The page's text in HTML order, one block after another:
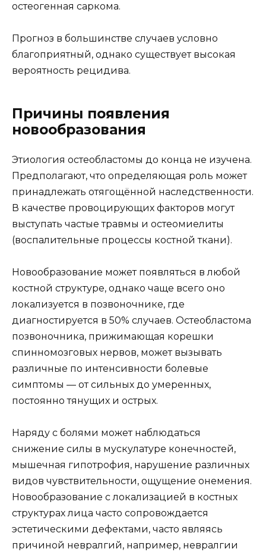
остеогенная саркома.
Прогноз в большинстве случаев условно
благоприятный, однако существует высокая
вероятность рецидива.
Причины появления
новообразования
Этиология остеобластомы до конца не изучена.
Предполагают, что определяющая роль может
принадлежать отягощённой наследственности.
В качестве провоцирующих факторов могут
выступать частые травмы и остеомиелиты
(воспалительные процессы костной ткани).
Новообразование может появляться в любой
костной структуре, однако чаще всего оно
локализуется в позвоночнике, где
диагностируется в 50% случаев. Остеобластома
позвоночника, прижимающая корешки
спинномозговых нервов, может вызывать
различные по интенсивности болевые
симптомы — от сильных до умеренных,
постоянно тянущих и острых.
Наряду с болями может наблюдаться
снижение силы в мускулатуре конечностей,
мышечная гипотрофия, нарушение различных
видов чувствительности, ощущение онемения.
Новообразование с локализацией в костных
структурах лица часто сопровождается
эстетическими дефектами, часто являясь
причиной невралгий, например, невралгии